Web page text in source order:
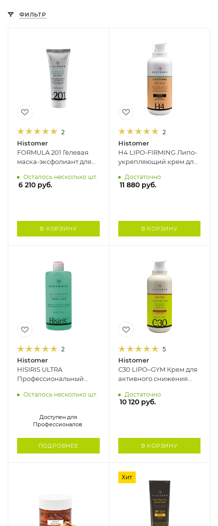
ФИЛЬТР
2
Histomer
FORMULA 201 Гелевая
маска-эксфолиант для
HISTOMER, 75 мл
Осталось несколько шт.
6 210 руб.
В КОРЗИНУ
2
Histomer
H4 LIPO-FIRMING Липо-
укрепляющий крем для
Достаточно
11 880руб.
В КОРЗИНУ
2
Histomer
HISIRIS ULTRA
Профессиональный
для лица HISTOMER, 400
Осталось несколько шт.
Доступен для
Профессионалов.
ПОДРОБНЕЕ
5
Histomer
С30 LIPO–GYM Крем для
активного снижения
Достаточно
10 120руб.
В КОРЗИНУ
Хит